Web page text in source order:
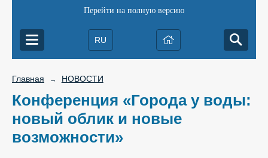
Перейти на полную версию
RU
Главная → НОВОСТИ
Конференция «Города у воды:
новый облик и новые
возможности»